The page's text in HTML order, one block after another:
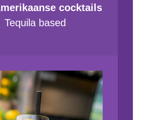
cocktails
Tequila based